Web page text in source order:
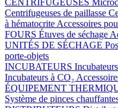
CENTRIFUGEUSES
Centrifugeuses de paillasse
à hématocrite Accessoires
FOURS Étuves de séchage
UNITÉS DE SÉCHAGE
porte-objets
INCUBATEURS
Incubateurs à CO₂
ÉQUIPEMENT
Système de pinces